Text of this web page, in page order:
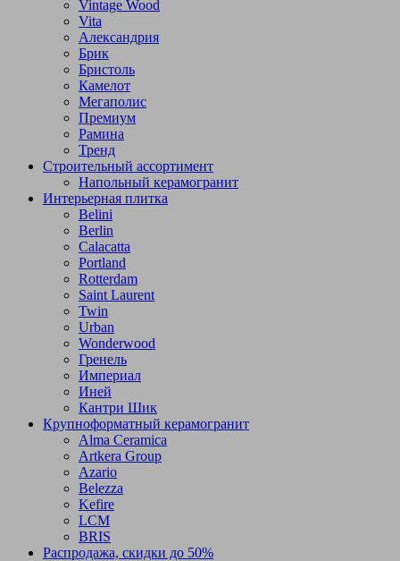
Vintage Wood
Vita
Александрия
Брик
Бристоль
Камелот
Мегаполис
Премиум
Рамина
Тренд
Строительный ассортимент
Напольный керамогранит
Интерьерная плитка
Belini
Berlin
Calacatta
Portland
Rotterdam
Saint Laurent
Twin
Urban
Wonderwood
Гренель
Империал
Иней
Кантри Шик
Крупноформатный керамогранит
Alma Ceramica
Artkera Group
Azario
Belezza
Kefire
LCM
BRIS
Распродажа, скидки до 50%